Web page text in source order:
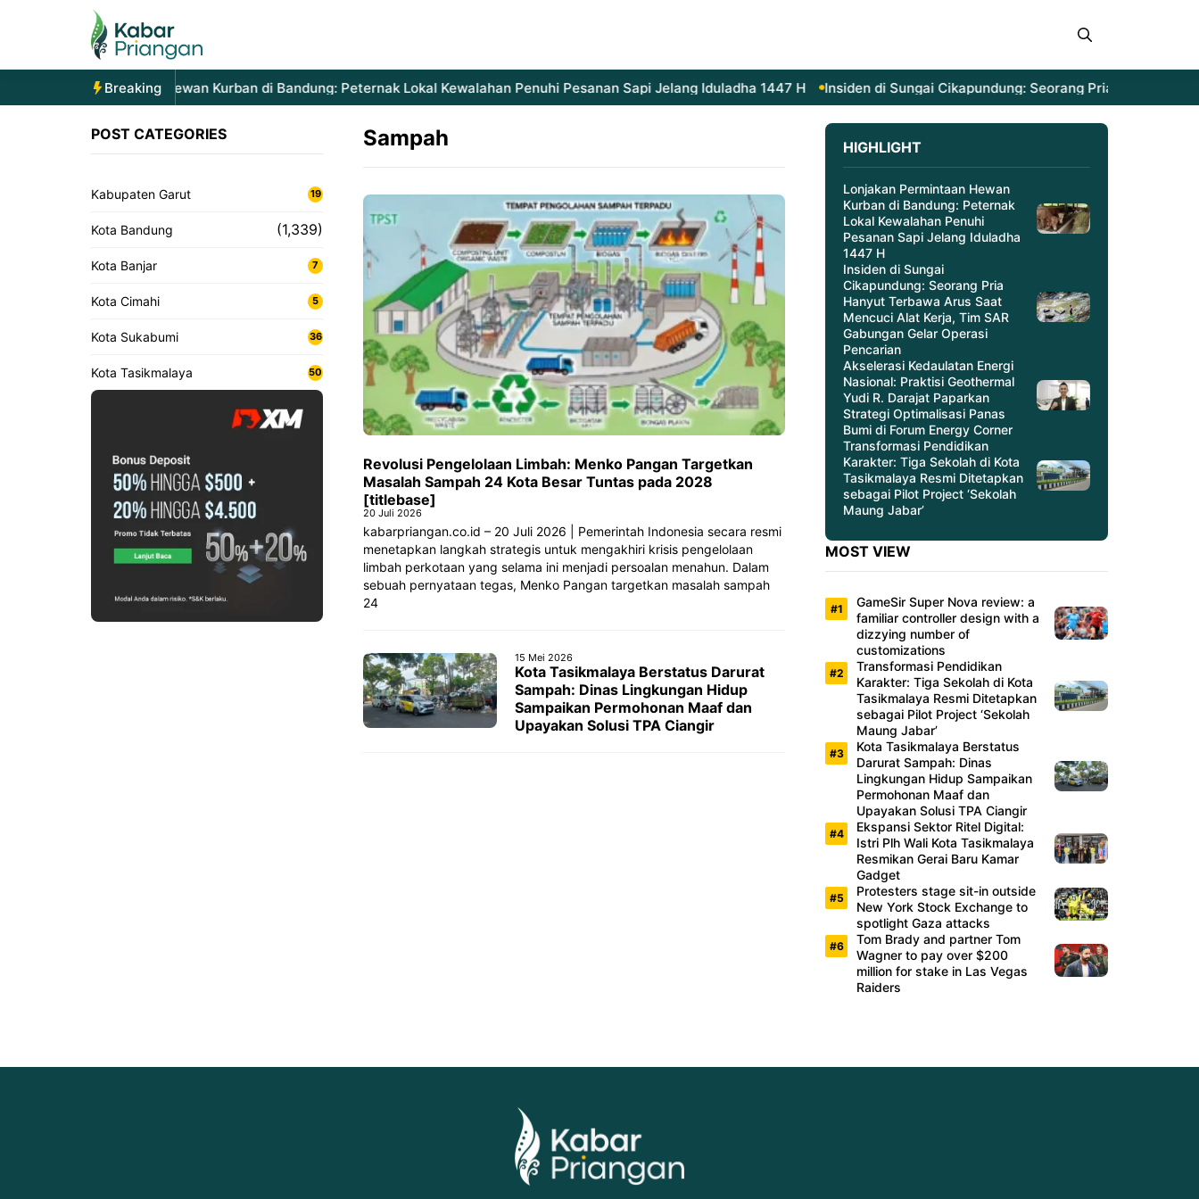
Breaking
Lonjakan Permintaan Hewan Kurban di Bandung: Peternak Lokal Kewalahan Penuhi Pesanan Sapi Jelang Iduladha 1447 H Insiden di Sungai Cikapundung: Seorang Pria Hanyut
Sampah
Revolusi Pengelolaan Limbah: Menko Pangan Targetkan
Masalah Sampah 24 Kota Besar Tuntas pada 2028
[titlebase]
20 Juli 2026
kabarpriangan.co.id – 20 Juli 2026 | Pemerintah Indonesia secara resmi
menetapkan langkah strategis untuk mengakhiri krisis pengelolaan
limbah perkotaan yang selama ini menjadi persoalan menahun. Dalam
sebuah pernyataan tegas, Menko Pangan targetkan masalah sampah
24
15 Mei 2026
Kota Tasikmalaya Berstatus Darurat
Sampah: Dinas Lingkungan Hidup
Sampaikan Permohonan Maaf dan
Upayakan Solusi TPA Ciangir
POST CATEGORIES
Kabupaten Garut 19
Kota Bandung (1,339)
Kota Banjar 7
Kota Cimahi 5
Kota Sukabumi 36
Kota Tasikmalaya 50
HIGHLIGHT
Lonjakan Permintaan Hewan
Kurban di Bandung: Peternak
Lokal Kewalahan Penuhi
Pesanan Sapi Jelang Iduladha
1447 H
Insiden di Sungai
Cikapundung: Seorang Pria
Hanyut Terbawa Arus Saat
Mencuci Alat Kerja, Tim SAR
Gabungan Gelar Operasi
Pencarian
Akselerasi Kedaulatan Energi
Nasional: Praktisi Geothermal
Yudi R. Darajat Paparkan
Strategi Optimalisasi Panas
Bumi di Forum Energy Corner
Transformasi Pendidikan
Karakter: Tiga Sekolah di Kota
Tasikmalaya Resmi Ditetapkan
sebagai Pilot Project ‘Sekolah
Maung Jabar’
MOST VIEW
GameSir Super Nova review: a
familiar controller design with a
dizzying number of
customizations
Transformasi Pendidikan
Karakter: Tiga Sekolah di Kota
Tasikmalaya Resmi Ditetapkan
sebagai Pilot Project ‘Sekolah
Maung Jabar’
Kota Tasikmalaya Berstatus
Darurat Sampah: Dinas
Lingkungan Hidup Sampaikan
Permohonan Maaf dan
Upayakan Solusi TPA Ciangir
Ekspansi Sektor Ritel Digital:
Istri Plh Wali Kota Tasikmalaya
Resmikan Gerai Baru Kamar
Gadget
Protesters stage sit-in outside
New York Stock Exchange to
spotlight Gaza attacks
Tom Brady and partner Tom
Wagner to pay over $200
million for stake in Las Vegas
Raiders